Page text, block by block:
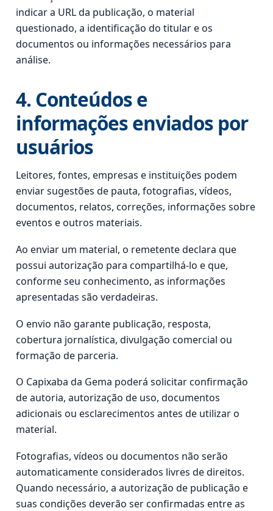
indicar a URL da publicação, o material
questionado, a identificação do titular e os
documentos ou informações necessários para
análise.
4. Conteúdos e
informações enviados por
usuários
Leitores, fontes, empresas e instituições podem
enviar sugestões de pauta, fotografias, vídeos,
documentos, relatos, correções, informações sobre
eventos e outros materiais.
Ao enviar um material, o remetente declara que
possui autorização para compartilhá-lo e que,
conforme seu conhecimento, as informações
apresentadas são verdadeiras.
O envio não garante publicação, resposta,
cobertura jornalística, divulgação comercial ou
formação de parceria.
O Capixaba da Gema poderá solicitar confirmação
de autoria, autorização de uso, documentos
adicionais ou esclarecimentos antes de utilizar o
material.
Fotografias, vídeos ou documentos não serão
automaticamente considerados livres de direitos.
Quando necessário, a autorização de publicação e
suas condições deverão ser confirmadas entre as